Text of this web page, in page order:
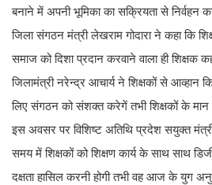
बनाने में अपनी भूमिका का सक्रियता से निर्वहन
जिला संगठन मंत्री लेखराम गोदारा ने कहा कि
समाज को दिशा प्रदान करवाने वाला ही शिक्षक
जिलामंत्री नरेन्द्र आचार्य ने शिक्षकों से आव्हान
लिए संगठन को संशक्त करेगें तभी शिक्षकों के मान
इस अवसर पर विशिष्ट अतिथि प्रदेश सयुक्त
समय में शिक्षकों को शिक्षण कार्य के साथ साथ
दक्षता हासिल करनी होगी तभी वह आज के युग